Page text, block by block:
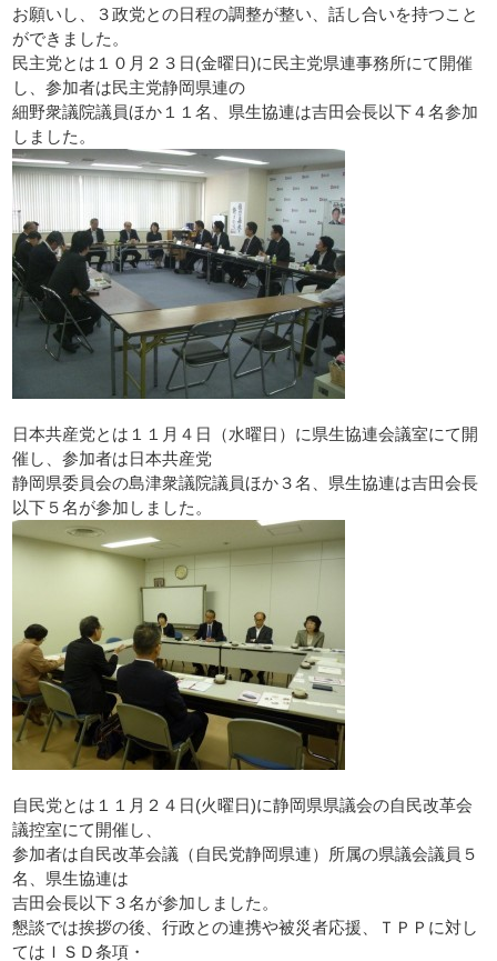
お願いし、３政党との日程の調整が整い、話し合いを持つこと
ができました。
民主党とは１０月２３日(金曜日)に民主党県連事務所にて開催
し、参加者は民主党静岡県連の
細野衆議院議員ほか１１名、県生協連は吉田会長以下４名参加
しました。
日本共産党とは１１月４日（水曜日）に県生協連会議室にて開
催し、参加者は日本共産党
静岡県委員会の島津衆議院議員ほか３名、県生協連は吉田会長
以下５名が参加しました。
自民党とは１１月２４日(火曜日)に静岡県県議会の自民改革会
議控室にて開催し、
参加者は自民改革会議（自民党静岡県連）所属の県議会議員５
名、県生協連は
吉田会長以下３名が参加しました。
懇談では挨拶の後、行政との連携や被災者応援、ＴＰＰに対し
てはＩＳＤ条項・